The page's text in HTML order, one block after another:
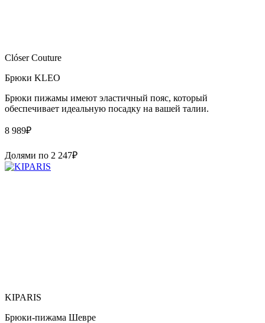
Clóser Couture
Брюки KLEO
Брюки пижамы имеют эластичный пояс, который
обеспечивает идеальную посадку на вашей талии.
8 989₽
Долями по 2 247₽
KIPARIS
Брюки-пижама Шевре